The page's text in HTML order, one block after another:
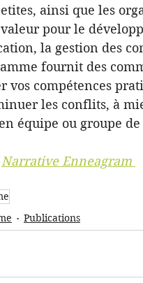
ainsi que les
pour le
la gestion des
fournit des
vos compétences
les conflits, à
équipe ou groupe
Narrative Enneagram
Publications